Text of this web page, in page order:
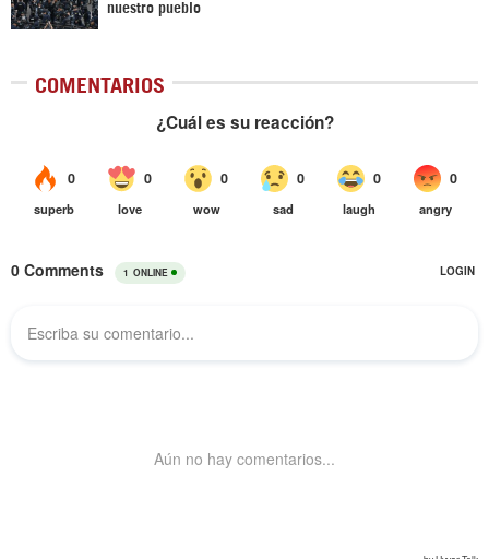
nuestro pueblo
COMENTARIOS